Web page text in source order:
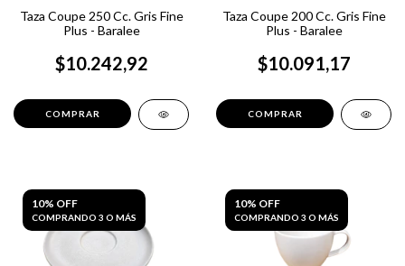
Taza Coupe 250 Cc. Gris Fine
Plus - Baralee
$10.242,92
Taza Coupe 200 Cc. Gris Fine
Plus - Baralee
$10.091,17
10% OFF
COMPRANDO 3 O MÁS
10% OFF
COMPRANDO 3 O MÁS